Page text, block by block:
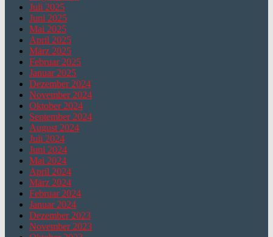
Juli 2025
Juni 2025
Mai 2025
April 2025
März 2025
Februar 2025
Januar 2025
Dezember 2024
November 2024
Oktober 2024
September 2024
August 2024
Juli 2024
Juni 2024
Mai 2024
April 2024
März 2024
Februar 2024
Januar 2024
Dezember 2023
November 2023